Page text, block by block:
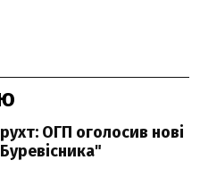
ОГП оголосив нові